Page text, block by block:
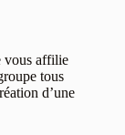
vous affilie
tous
d’une